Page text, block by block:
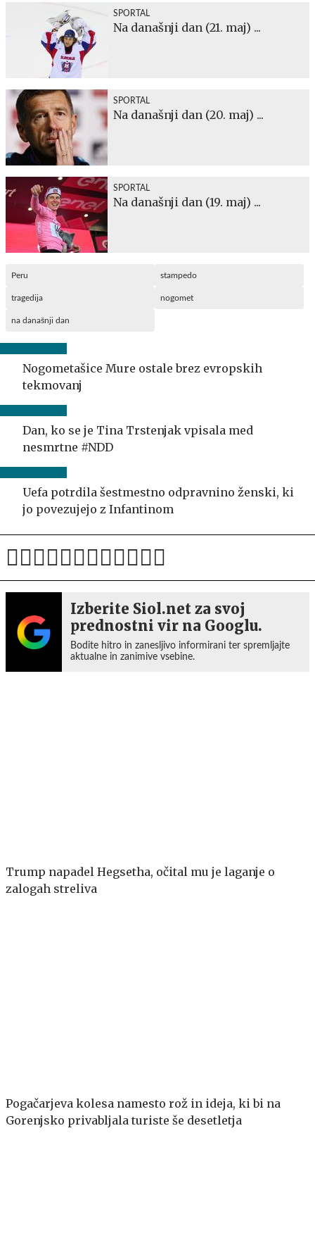
SPORTAL
Na današnji dan (21. maj) ...
SPORTAL
Na današnji dan (20. maj) ...
SPORTAL
Na današnji dan (19. maj) ...
Peru stampedo
tragedija nogomet
na današnji dan
Nogometašice Mure ostale brez evropskih
tekmovanj
Dan, ko se je Tina Trstenjak vpisala med
nesmrtne #NDD
Uefa potrdila šestmestno odpravnino ženski, ki
jo povezujejo z Infantinom
Izberite Siol.net za svoj
prednostni vir na Googlu.
Bodite hitro in zanesljivo informirani ter spremljajte
aktualne in zanimive vsebine.
Trump napadel Hegsetha, očital mu je laganje o
zalogah streliva
Pogačarjeva kolesa namesto rož in ideja, ki bi na
Gorenjsko privabljala turiste še desetletja